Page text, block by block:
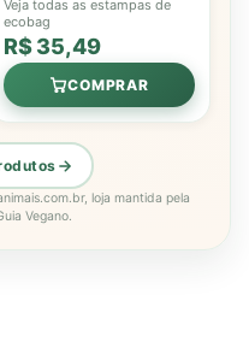
Veja todas as estampas de
ecobag
R$ 35,49
COMPRAR
loja mantida pela
Vegano.